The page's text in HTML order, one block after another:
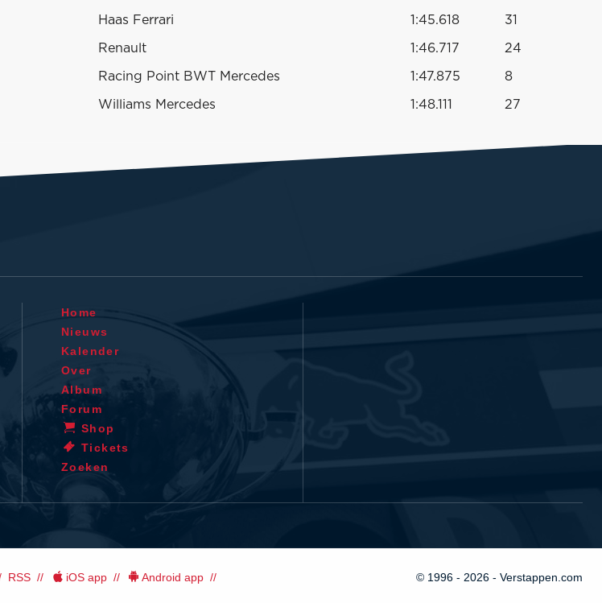
Haas Ferrari 1:45.618 31
Renault 1:46.717 24
Racing Point BWT Mercedes 1:47.875 8
Williams Mercedes 1:48.111 27
Home
Nieuws
Kalender
Over
Album
Forum
Shop
Tickets
Zoeken
RSS iOS app Android app © 1996 - 2026 - Verstappen.com